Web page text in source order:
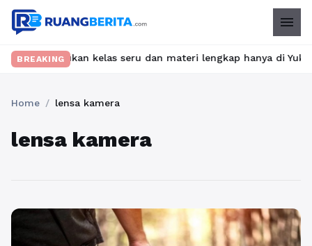
menu
BREAKINGkelas seru dan materi lengkap hanya di
Home / lensa kamera
lensa kamera